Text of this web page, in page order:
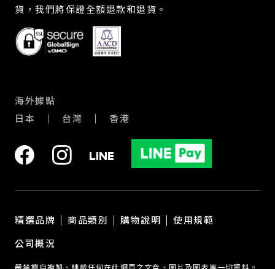
貨，我們將保證全額退款和退貨。
海外據點
日本
台灣 香港
精選品牌 商品類別 購物說明
使用規範
公司概況